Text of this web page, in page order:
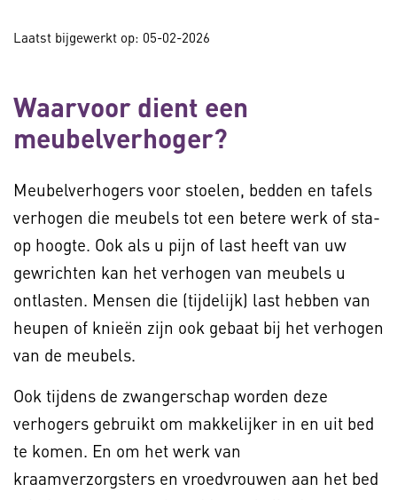
Laatst bijgewerkt op: 05-02-2026
Waarvoor dient een
meubelverhoger?
Meubelverhogers voor stoelen, bedden en tafels
verhogen die meubels tot een betere werk of sta-
op hoogte. Ook als u pijn of last heeft van uw
gewrichten kan het verhogen van meubels u
ontlasten. Mensen die (tijdelijk) last hebben van
heupen of knieën zijn ook gebaat bij het verhogen
van de meubels.
Ook tijdens de zwangerschap worden deze
verhogers gebruikt om makkelijker in en uit bed
te komen. En om het werk van
kraamverzorgsters en vroedvrouwen aan het bed